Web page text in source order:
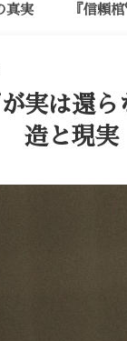
真実 『信頼棺
実は還
造と現実